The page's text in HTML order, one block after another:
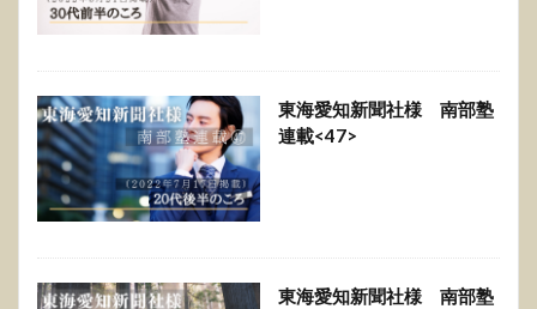
東海愛知新聞社様 南部塾
連載<47>
東海愛知新聞社様 南部塾